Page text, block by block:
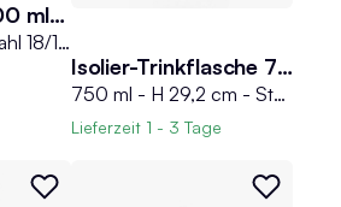
Trinkflasche 500 ml BLUDROP SLEEVE
Aquablau - Edelstahl 18/10 - Silikon - 0,5 Liter - mit 360 Grad Rundum-Trinköffnung
Isolier-Trinkflasche 750 ml THERMOCAFE
750 ml - H 29,2 cm - Stahlgrau matt - Edelstahl 18/8 - mit Drehverschluss
Lieferzeit 1 - 3 Tage